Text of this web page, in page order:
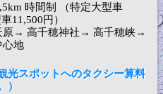
時間制 （特定大型車
11,500円）
→ 高千穂神社→ 高千穂峡→
地
光スポットへのタクシー算料
）